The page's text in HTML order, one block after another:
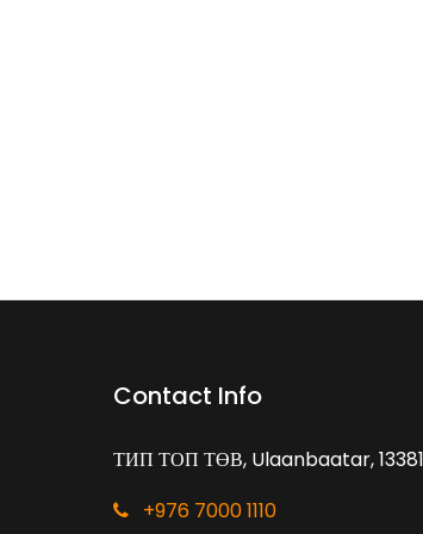
Contact Info
ТИП ТОП ТӨВ, Ulaanbaatar, 13381
+976 7000 1110